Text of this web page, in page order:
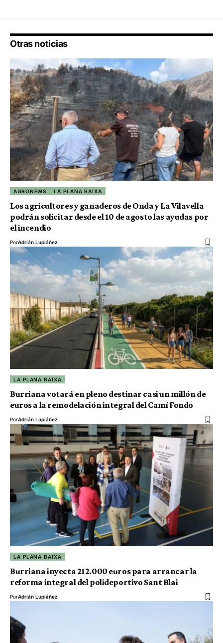
Otras noticias
AGRONEWS LA PLANA BAIXA
Los agricultores y ganaderos de Onda y La Vilavella
podrán solicitar desde el 10 de agosto las ayudas por
el incendio
PorAdrián Lupiáñez
LA PLANA BAIXA
Burriana votará en pleno destinar casi un millón de
euros a la remodelación integral del Camí Fondo
PorAdrián Lupiáñez
LA PLANA BAIXA
Burriana inyecta 212.000 euros para arrancar la
reforma integral del polideportivo Sant Blai
PorAdrián Lupiáñez